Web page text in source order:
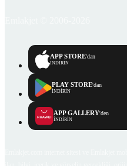
APP STORE'dan
İNDİRİN
PLAY STORE'dan
İNDİRİN
APP GALLERY'den
İNDİRİN